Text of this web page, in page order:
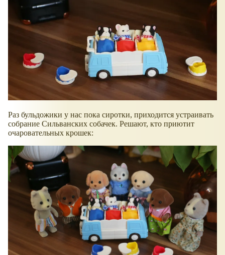
Раз бульдожики у нас пока сиротки, приходится устраивать
собрание Сильванских собачек. Решают, кто приютит
очаровательных крошек: